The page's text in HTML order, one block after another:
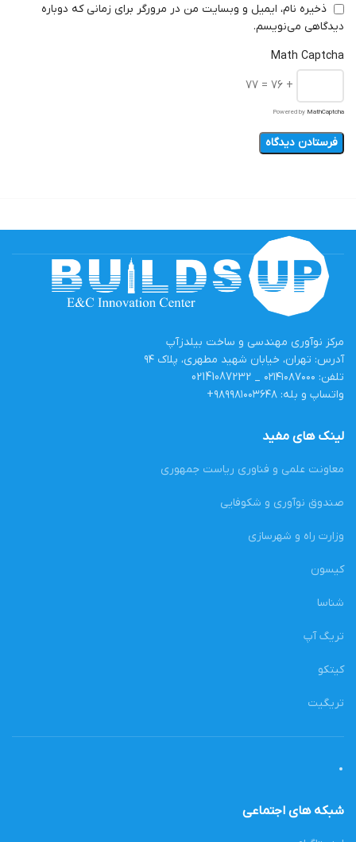
ذخیره نام، ایمیل و وبسایت من در مرورگر برای زمانی که دوباره
دیدگاهی می‌نویسم.
Math Captcha
+ 76 = 77
Powered by MathCaptcha
مرکز نوآوری مهندسی و ساخت بیلدزآپ
آدرس: تهران، خیابان شهید مطهری، پلاک ۹۴
تلفن: ۰۲۱۴۱۰۸۷۰۰۰ _ 02141087232
واتساپ و بله: ۹۸۹۹۸۱۰۰۳۶۴۸+
لینک های مفید
معاونت علمی و فناوری ریاست جمهوری
صندوق نوآوری و شکوفایی
وزارت راه و شهرسازی
کیسون
شناسا
تریگ آپ
کیتکو
تریگیت
شبکه های اجتماعی